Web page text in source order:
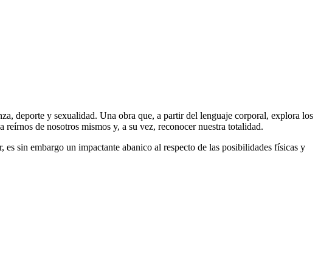
deporte y sexualidad. Una obra que, a partir del lenguaje corporal, explora los
de nosotros mismos y, a su vez, reconocer nuestra totalidad.
sin embargo un impactante abanico al respecto de las posibilidades físicas y